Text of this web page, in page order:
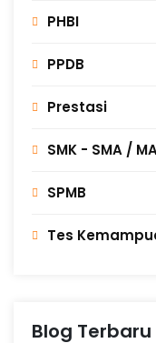
PHBI
PPDB
Prestasi
SMK - SMA /
SPMB
Tes
Blog Terbaru